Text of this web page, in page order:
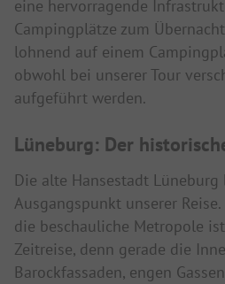
eine hervorragende
Campingplätze zum
lohnend auf einem
obwohl bei unserer Tour
aufgeführt werden.
Lüneburg: Der
Die alte Hansestadt
Ausgangspunkt unserer
die beschauliche Metropole
Zeitreise, denn gerade die
Barockfassaden, engen